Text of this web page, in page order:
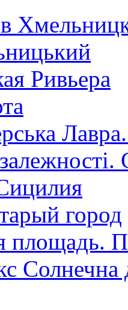
Ривьера
город
площадь.
Солнечна